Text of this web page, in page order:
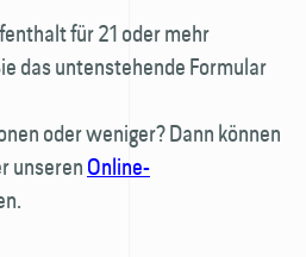
für 21 oder mehr
das untenstehende Formular
oder weniger? Dann können
unserenOnline-